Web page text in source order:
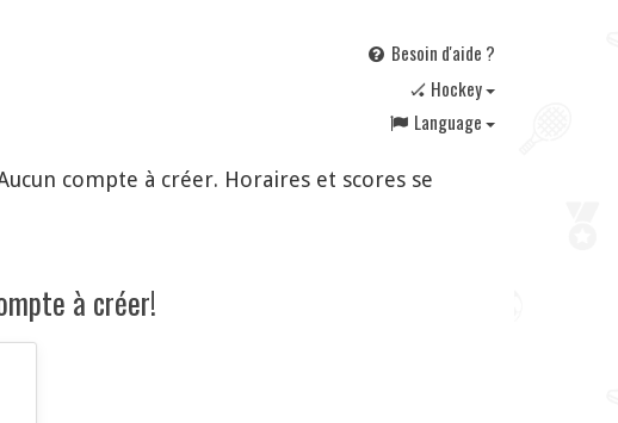
Besoin d'aide ?
🏑 Hockey
Language
compte à créer. Horaires et scores se
à créer!